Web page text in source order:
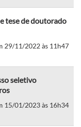
tese de doutorado
29/11/2022 às 11h47
seletivo
15/01/2023 às 16h34